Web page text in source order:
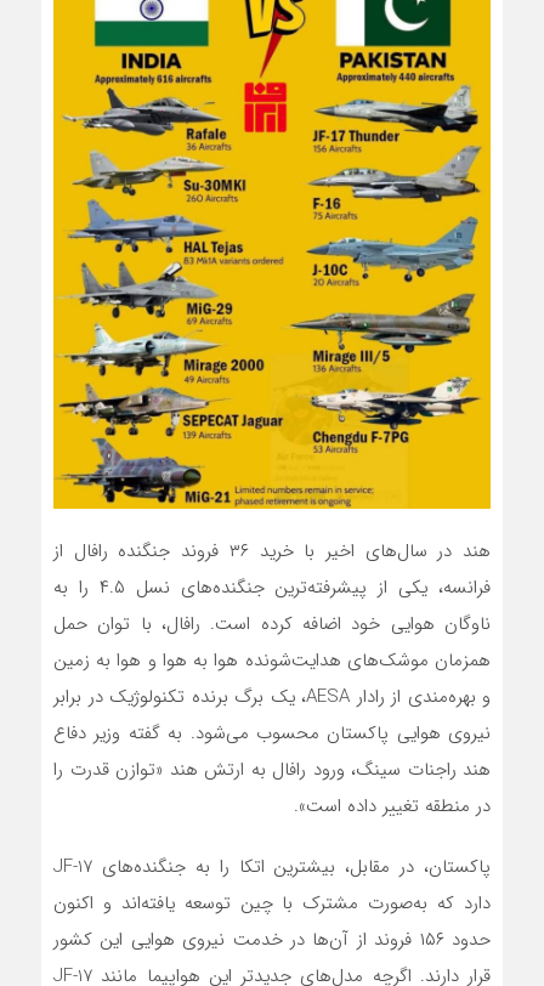
هند در سال‌های اخیر با خرید ۳۶ فروند جنگنده رافال از
فرانسه، یکی از پیشرفته‌ترین جنگنده‌های نسل ۴.۵ را به
ناوگان هوایی خود اضافه کرده است. رافال، با توان حمل
همزمان موشک‌های هدایت‌شونده هوا به هوا و هوا به زمین
و بهره‌مندی از رادار AESA، یک برگ برنده تکنولوژیک در برابر
نیروی هوایی پاکستان محسوب می‌شود. به گفته وزیر دفاع
هند راجنات سینگ، ورود رافال به ارتش هند «توازن قدرت را
در منطقه تغییر داده است».
پاکستان، در مقابل، بیشترین اتکا را به جنگنده‌های JF-17
دارد که به‌صورت مشترک با چین توسعه یافته‌اند و اکنون
حدود ۱۵۶ فروند از آن‌ها در خدمت نیروی هوایی این کشور
قرار دارند. اگرچه مدل‌های جدیدتر این هواپیما مانند JF-17